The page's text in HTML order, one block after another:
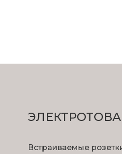
Встраиваемые